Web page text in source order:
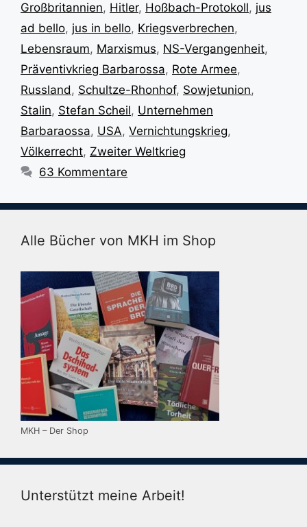
Großbritannien, Hitler, Hoßbach-Protokoll, jus
ad bello, jus in bello, Kriegsverbrechen,
Lebensraum, Marxismus, NS-Vergangenheit,
Präventivkrieg Barbarossa, Rote Armee,
Russland, Schultze-Rhonhof, Sowjetunion,
Stalin, Stefan Scheil, Unternehmen
Barbaraossa, USA, Vernichtungskrieg,
Völkerrecht, Zweiter Weltkrieg
63 Kommentare
Alle Bücher von MKH im Shop
MKH – Der Shop
Unterstützt meine Arbeit!